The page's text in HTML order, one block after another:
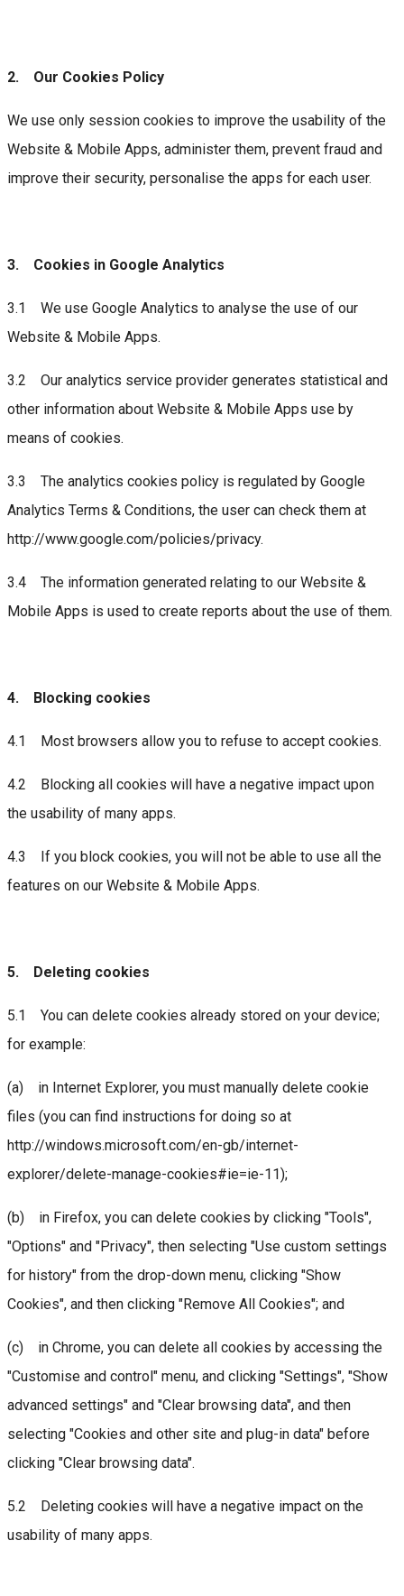
2. Our Cookies Policy
We use only session cookies to improve the usability of the
Website & Mobile Apps, administer them, prevent fraud and
improve their security, personalise the apps for each user.
3. Cookies in Google Analytics
3.1 We use Google Analytics to analyse the use of our
Website & Mobile Apps.
3.2 Our analytics service provider generates statistical and
other information about Website & Mobile Apps use by
means of cookies.
3.3 The analytics cookies policy is regulated by Google
Analytics Terms & Conditions, the user can check them at
http://www.google.com/policies/privacy.
3.4 The information generated relating to our Website &
Mobile Apps is used to create reports about the use of them.
4. Blocking cookies
4.1 Most browsers allow you to refuse to accept cookies.
4.2 Blocking all cookies will have a negative impact upon
the usability of many apps.
4.3 If you block cookies, you will not be able to use all the
features on our Website & Mobile Apps.
5. Deleting cookies
5.1 You can delete cookies already stored on your device;
for example:
(a) in Internet Explorer, you must manually delete cookie
files (you can find instructions for doing so at
http://windows.microsoft.com/en-gb/internet-
explorer/delete-manage-cookies#ie=ie-11);
(b) in Firefox, you can delete cookies by clicking "Tools",
"Options" and "Privacy", then selecting "Use custom settings
for history" from the drop-down menu, clicking "Show
Cookies", and then clicking "Remove All Cookies"; and
(c) in Chrome, you can delete all cookies by accessing the
"Customise and control" menu, and clicking "Settings", "Show
advanced settings" and "Clear browsing data", and then
selecting "Cookies and other site and plug-in data" before
clicking "Clear browsing data".
5.2 Deleting cookies will have a negative impact on the
usability of many apps.